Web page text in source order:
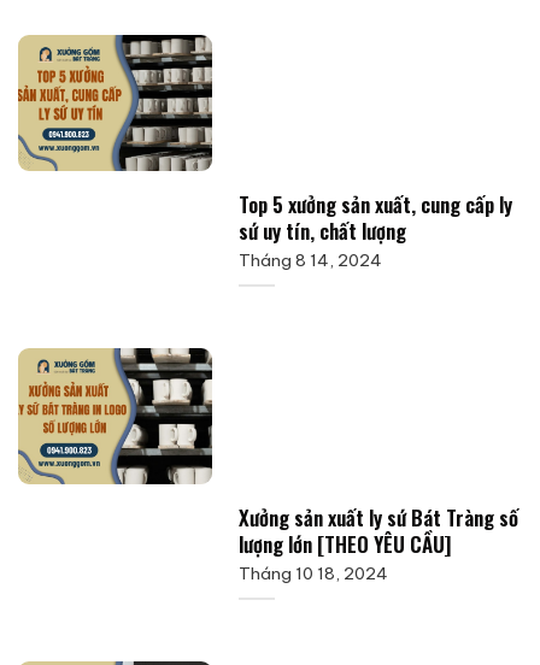
Top 5 xưởng sản xuất, cung cấp ly
sứ uy tín, chất lượng
Tháng 8 14, 2024
Xưởng sản xuất ly sứ Bát Tràng số
lượng lớn [THEO YÊU CẦU]
Tháng 10 18, 2024